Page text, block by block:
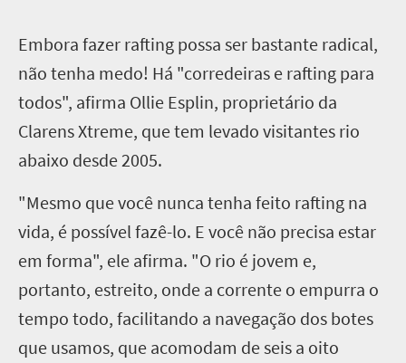
Embora fazer rafting possa ser bastante radical,
não tenha medo! Há "corredeiras e rafting para
todos", afirma Ollie Esplin, proprietário da
Clarens Xtreme, que tem levado visitantes rio
abaixo desde 2005.
"Mesmo que você nunca tenha feito rafting na
vida, é possível fazê-lo. E você não precisa estar
em forma", ele afirma. "O rio é jovem e,
portanto, estreito, onde a corrente o empurra o
tempo todo, facilitando a navegação dos botes
que usamos, que acomodam de seis a oito